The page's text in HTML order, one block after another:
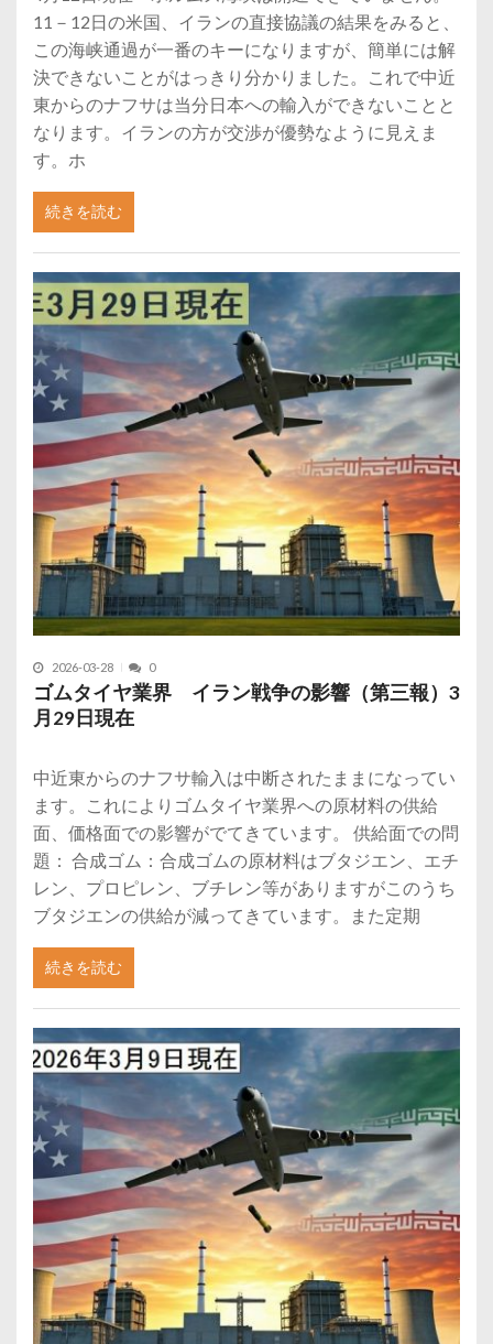
11－12日の米国、イランの直接協議の結果をみると、
この海峡通過が一番のキーになりますが、簡単には解
決できないことがはっきり分かりました。これで中近
東からのナフサは当分日本への輸入ができないことと
なります。イランの方が交渉が優勢なように見えま
す。ホ
続きを読む
2026-03-28 0
ゴムタイヤ業界 イラン戦争の影響（第三報）3
月29日現在
中近東からのナフサ輸入は中断されたままになってい
ます。これによりゴムタイヤ業界への原材料の供給
面、価格面での影響がでてきています。 供給面での問
題： 合成ゴム：合成ゴムの原材料はブタジエン、エチ
レン、プロピレン、ブチレン等がありますがこのうち
ブタジエンの供給が減ってきています。また定期
続きを読む